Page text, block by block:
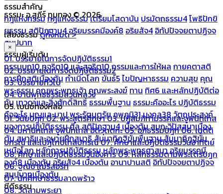
ธรรมสำคัญ
กฎแห่งกรรมกฎแห่งธรรมเตรียมโสดาบัน ปรมัตถธรรม4โพธิปักขิ
ยธรรมสติปัฏฐาน4อริยมรรคมีองค์8 อริยสัจ4 อิทัปปัจจยตาปฏิจจ
สมุปบาท
ธรรมผู้เริ่มต้น
กรรมบถ10 ทุจริต10 และสุจริต10กรรมและการให้ผล กายคตาสติ
การฝึกสติเบื้องต้นกำเนิดโลกขันธ์5ไขปัญหาธรรม ความสุข คุณ
พระธรรมคุณพระพุทธเจ้าคุณพระสงฆ์ ทาน ทิศ6 และหลักปฏิบัติต่อ
กันเทวดาและสิ่งศักดิ์สิทธิ์ธรรมพื้นฐาน ธรรมะคืออะไร ปฏิบัติธรรม
คืออะไรบุญและบาปพระรัตนตรัยภพภูมิ31 มงคล38 วัตถุประสงค์
ของการปฏิบัติธรรมศีลสติปัฏฐาน4 เบื้องต้นสมถะวิปัสสนาเบื้อง
ต้นสมาธิและอุบายฝึกสมาธิสัมมาทิฏฐิขั้นพื้นฐานสัมมาทิฏฐิขั้น
เหนือโลกหลักการปฏิบัติธรรมหลักพระพุทธศาสนาอริยมรรคมี
องค์8 เบื้องต้นอริยสัจ4 เบื้องต้นอานาปานสติอิทัปปัจจยตาปฏิจจ
สมุปบาทเบื้องต้น
ซีดีธรรม
ธรรมะ อ.สุภีร์ ทุมทอง © 2026
เสียงธรรมดูทั้งหมด >
×
01. บรรยายในการจัดปฏิบัติธรรม1
02. บรรยายในการจัดปฏิบัติธรรม2
03. บรรยายทั่วไป
04. บ้านพุทธธรรมสวนหลวง
05. เบนซ์ทองหล่อ
01. วินัยปิฎก02. พระสูตรศึกษา03. ปฏิสัมภิทามรรคและจูฬนิทเทส
04. มหานิทเทส จูฬนิทเทส อิติวุตตกะ05. อภิธรรมปิฎก06. เนตติ
ปกรณ์ และเปฏโกปเทสปกรณ์07. ศึกษาและปฏิบัติธรรมวันอาทิตย์
08. ศึกษาและปฏิบัติธรรมวันอังคาร09. หลักธรรมตามพระไตรปิฎก
06. ฐณิชาฌ์รีสอร์ท
07. นักศึกษาธรรมลาดพร้าว
08. วัดสามพระยา